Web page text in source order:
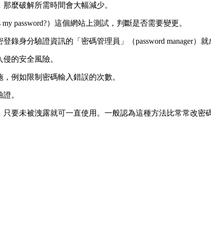
麼破解所需時間會大幅減少。
password?）這個網站上測試，判斷是否需要變更。
身分驗證資訊的「密碼管理員」（password manager）就
的安全風險。
例如限制密碼輸入錯誤的次數。
。
要未被洩露就可一直使用。一般認為這種方法比常常改密